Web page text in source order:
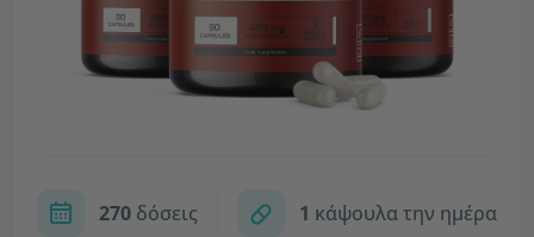
270 δόσεις 1 κάψουλα την ημέρα